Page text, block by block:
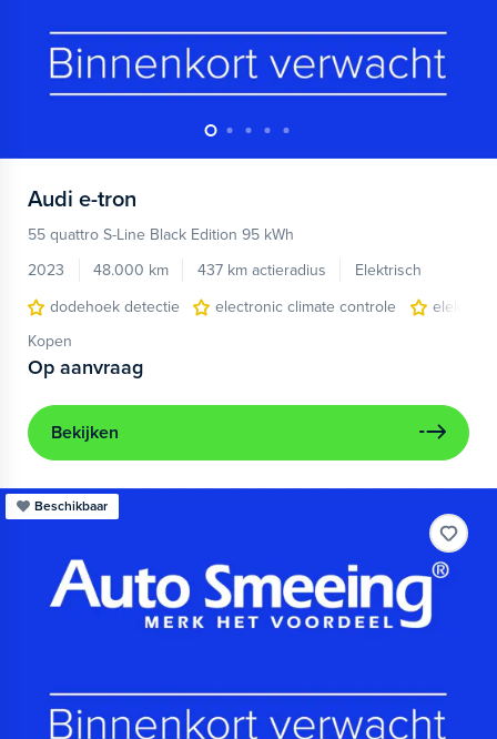
Audi e-tron
55 quattro S-Line Black Edition 95 kWh
2023
48.000 km 437 km actieradius
Elektrisch
dodehoek detectie
electronic climate controle
Kopen
Op aanvraag
Bekijken
Beschikbaar